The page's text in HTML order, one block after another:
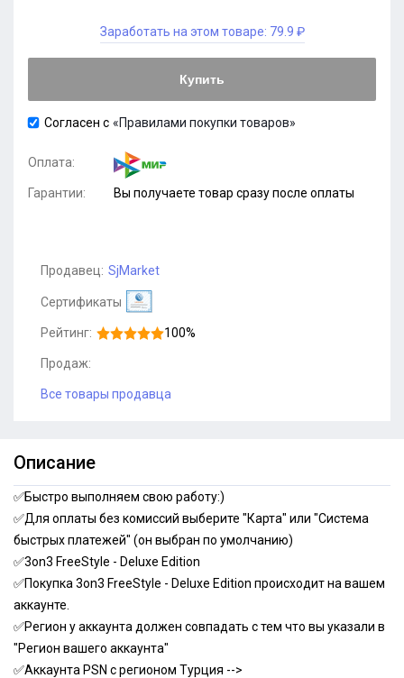
Заработать на этом товаре: 79.9 ₽
Купить
Согласен с «Правилами покупки товаров»
Оплата:
Гарантии: Вы получаете товар сразу после оплаты
Продавец: SjMarket
Сертификаты
Рейтинг: 100%
Продаж:
Все товары продавца
Описание
✅Быстро выполняем свою работу:)
✅Для оплаты без комиссий выберите "Карта" или "Система
быстрых платежей" (он выбран по умолчанию)
✅3on3 FreeStyle - Deluxe Edition
✅Покупка 3on3 FreeStyle - Deluxe Edition происходит на вашем
аккаунте.
✅Регион у аккаунта должен совпадать с тем что вы указали в
"Регион вашего аккаунта"
✅Аккаунта PSN с регионом Турция -->